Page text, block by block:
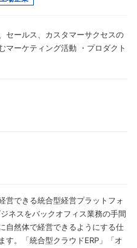
セールス、カスタマーサクセスの
マーケティング活動 ・プロダクト
営できる統合型経営プラットフォ
ネスをバックオフィス業務の手間
自然体で経営できるようにする仕
す。「統合型クラウドERP」「オ